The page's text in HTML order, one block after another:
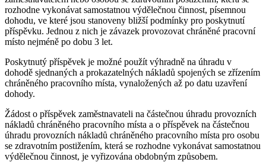
rozhodne vykonávat samostatnou výdělečnou činnost, písemnou
dohodu, ve které jsou stanoveny bližší podmínky pro poskytnutí
příspěvku. Jednou z nich je závazek provozovat chráněné pracovní
místo nejméně po dobu 3 let.
Poskytnutý příspěvek je možné použít výhradně na úhradu v
dohodě sjednaných a prokazatelných nákladů spojených se zřízením
chráněného pracovního místa, vynaložených až po datu uzavření
dohody.
Žádost o příspěvek zaměstnavateli na částečnou úhradu provozních
nákladů chráněného pracovního místa a o příspěvek na částečnou
úhradu provozních nákladů chráněného pracovního místa pro osobu
se zdravotním postižením, která se rozhodne vykonávat samostatnou
výdělečnou činnost, je vyřizována obdobným způsobem.